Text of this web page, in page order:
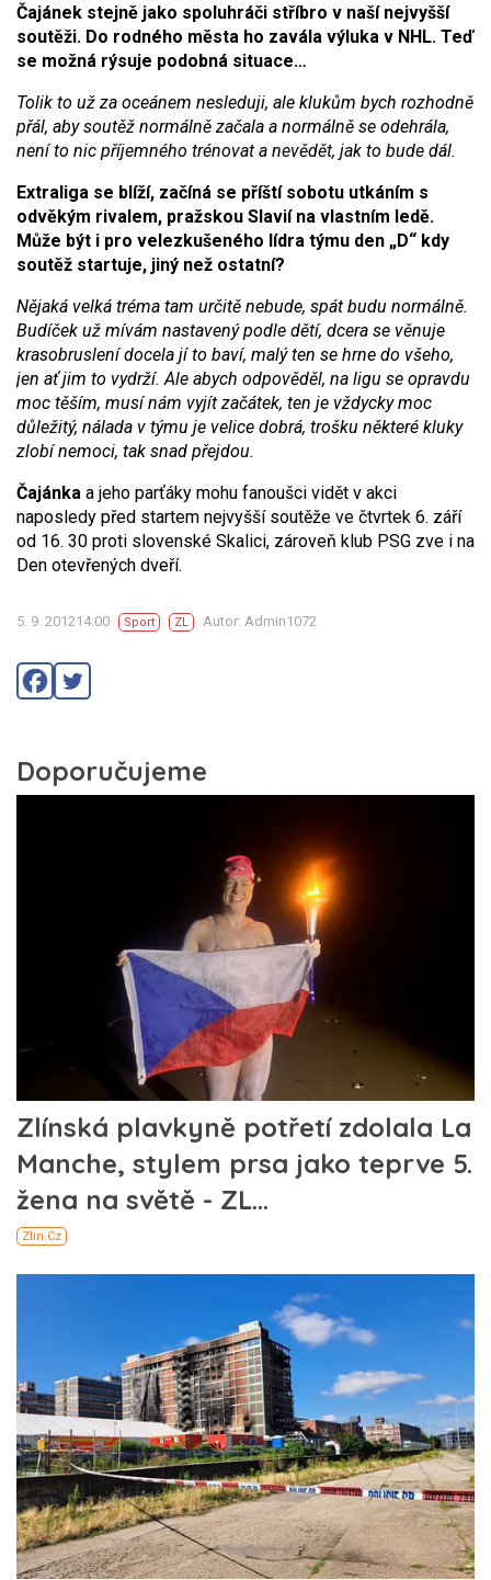
Čajánek stejně jako spoluhráči stříbro v naší nejvyšší
soutěži. Do rodného města ho zavála výluka v NHL. Teď
se možná rýsuje podobná situace…
Tolik to už za oceánem nesleduji, ale klukům bych rozhodně
přál, aby soutěž normálně začala a normálně se odehrála,
není to nic příjemného trénovat a nevědět, jak to bude dál.
Extraliga se blíží, začíná se příští sobotu utkáním s
odvěkým rivalem, pražskou Slavií na vlastním ledě.
Může být i pro velezkušeného lídra týmu den „D“ kdy
soutěž startuje, jiný než ostatní?
Nějaká velká tréma tam určitě nebude, spát budu normálně.
Budíček už mívám nastavený podle dětí, dcera se věnuje
krasobruslení docela jí to baví, malý ten se hrne do všeho,
jen ať jim to vydrží. Ale abych odpověděl, na ligu se opravdu
moc těším, musí nám vyjít začátek, ten je vždycky moc
důležitý, nálada v týmu je velice dobrá, trošku některé kluky
zlobí nemoci, tak snad přejdou.
Čajánka a jeho parťáky mohu fanoušci vidět v akci
naposledy před startem nejvyšší soutěže ve čtvrtek 6. září
od 16. 30 proti slovenské Skalici, zároveň klub PSG zve i na
Den otevřených dveří.
5. 9. 201214:00 Sport ZL Autor: Admin1072